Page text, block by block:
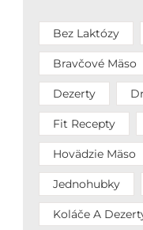
Bez Laktózy
Bravčové Mäso
Dezerty
Fit Recepty
Hovädzie Mäso
Jednohubky
Koláče A